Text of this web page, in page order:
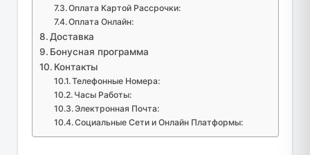
Оплата Картой Рассрочки:
Оплата Онлайн:
Доставка
Бонусная программа
Контакты
Телефонные Номера:
Часы Работы:
Электронная Почта:
Социальные Сети и Онлайн Платформы: